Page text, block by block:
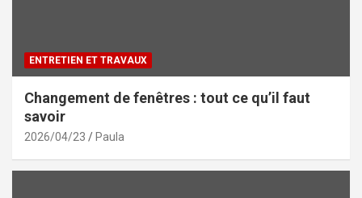
ENTRETIEN ET TRAVAUX
Changement de fenêtres : tout ce qu’il faut
savoir
2026/04/23 Paula